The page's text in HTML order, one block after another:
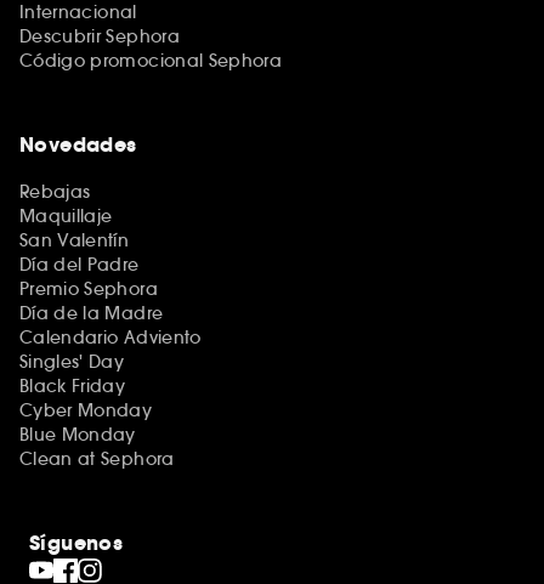
Internacional
Descubrir Sephora
Código promocional Sephora
Novedades
Rebajas
Maquillaje
San Valentín
Día del Padre
Premio Sephora
Día de la Madre
Calendario Adviento
Singles' Day
Black Friday
Cyber Monday
Blue Monday
Clean at Sephora
Síguenos